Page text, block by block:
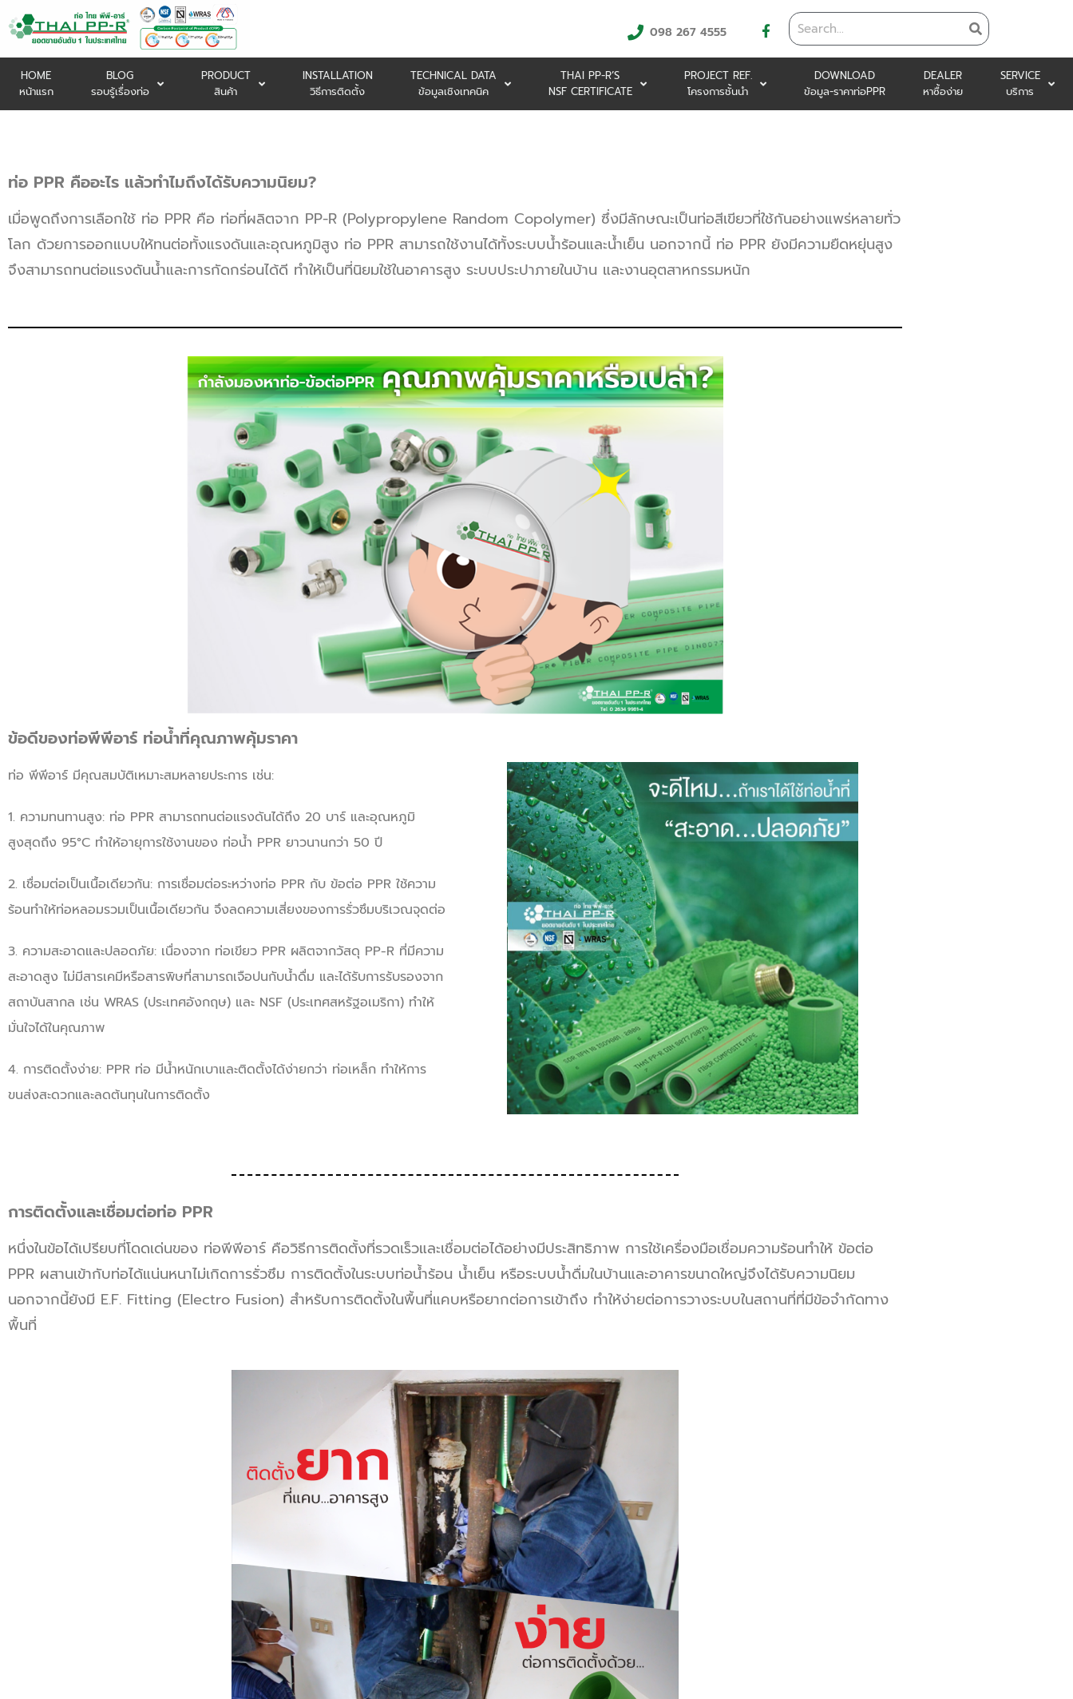
098 267 4555
HOME
หน้าแรก
BLOG
รอบรู้เรื่องท่อ
PRODUCT
สินค้า
INSTALLATION
วิธีการติดตั้ง
TECHNICAL DATA
ข้อมูลเชิงเทคนิค
THAI PP-R’S
NSF CERTIFICATE
PROJECT REF.
โครงการชั้นนำ
DOWNLOAD
ข้อมูล-ราคาท่อPPR
DEALER
หาซื้อง่าย
SERVICE
บริการ
ท่อ PPR คืออะไร แล้วทำไมถึงได้รับความนิยม?
เมื่อพูดถึงการเลือกใช้ ท่อ PPR คือ ท่อที่ผลิตจาก PP-R (Polypropylene Random Copolymer) ซึ่งมีลักษณะเป็นท่อสีเขียวที่ใช้กันอย่างแพร่หลายทั่ว
โลก ด้วยการออกแบบให้ทนต่อทั้งแรงดันและอุณหภูมิสูง ท่อ PPR สามารถใช้งานได้ทั้งระบบน้ำร้อนและน้ำเย็น นอกจากนี้ ท่อ PPR ยังมีความยืดหยุ่นสูง
จึงสามารถทนต่อแรงดันน้ำและการกัดกร่อนได้ดี ทำให้เป็นที่นิยมใช้ในอาคารสูง ระบบประปาภายในบ้าน และงานอุตสาหกรรมหนัก
ข้อดีของท่อพีพีอาร์ ท่อน้ำที่คุณภาพคุ้มราคา
ท่อ พีพีอาร์ มีคุณสมบัติเหมาะสมหลายประการ เช่น:
1. ความทนทานสูง: ท่อ PPR สามารถทนต่อแรงดันได้ถึง 20 บาร์ และอุณหภูมิ
สูงสุดถึง 95°C ทำให้อายุการใช้งานของ ท่อน้ำ PPR ยาวนานกว่า 50 ปี
2. เชื่อมต่อเป็นเนื้อเดียวกัน: การเชื่อมต่อระหว่างท่อ PPR กับ ข้อต่อ PPR ใช้ความ
ร้อนทำให้ท่อหลอมรวมเป็นเนื้อเดียวกัน จึงลดความเสี่ยงของการรั่วซึมบริเวณจุดต่อ
3. ความสะอาดและปลอดภัย: เนื่องจาก ท่อเขียว PPR ผลิตจากวัสดุ PP-R ที่มีความ
สะอาดสูง ไม่มีสารเคมีหรือสารพิษที่สามารถเจือปนกับน้ำดื่ม และได้รับการรับรองจาก
สถาบันสากล เช่น WRAS (ประเทศอังกฤษ) และ NSF (ประเทศสหรัฐอเมริกา) ทำให้
มั่นใจได้ในคุณภาพ
4. การติดตั้งง่าย: PPR ท่อ มีน้ำหนักเบาและติดตั้งได้ง่ายกว่า ท่อเหล็ก ทำให้การ
ขนส่งสะดวกและลดต้นทุนในการติดตั้ง
การติดตั้งและเชื่อมต่อท่อ PPR
หนึ่งในข้อได้เปรียบที่โดดเด่นของ ท่อพีพีอาร์ คือวิธีการติดตั้งที่รวดเร็วและเชื่อมต่อได้อย่างมีประสิทธิภาพ การใช้เครื่องมือเชื่อมความร้อนทำให้ ข้อต่อ
PPR ผสานเข้ากับท่อได้แน่นหนาไม่เกิดการรั่วซึม การติดตั้งในระบบท่อน้ำร้อน น้ำเย็น หรือระบบน้ำดื่มในบ้านและอาคารขนาดใหญ่จึงได้รับความนิยม
นอกจากนี้ยังมี E.F. Fitting (Electro Fusion) สำหรับการติดตั้งในพื้นที่แคบหรือยากต่อการเข้าถึง ทำให้ง่ายต่อการวางระบบในสถานที่ที่มีข้อจำกัดทาง
พื้นที่